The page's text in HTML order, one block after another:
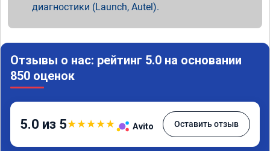
диагностики (Launch, Autel).
Отзывы о нас: рейтинг 5.0 на основании
850 оценок
5.0 из 5★★★★★ Avito Оставить отзыв